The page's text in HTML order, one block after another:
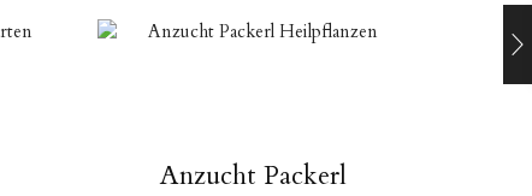
Anzucht Packerl